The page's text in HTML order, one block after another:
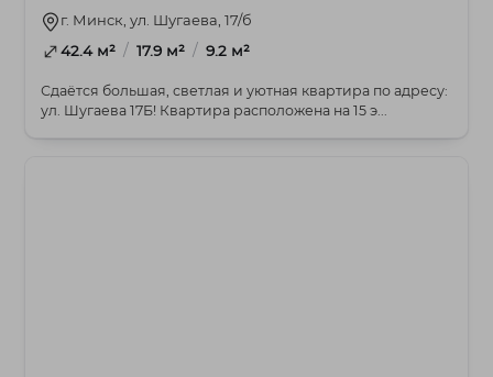
г. Минск, ул. Шугаева, 17/б
42.4 м² / 17.9 м² / 9.2 м²
Сдаётся большая, светлая и уютная квартира по адресу:
ул. Шугаева 17Б! Квартира расположена на 15 э...